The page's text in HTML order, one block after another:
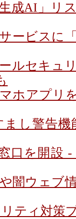
成AI」リ
ービスに
ルセキュ
ホアプリ
し警告機
口を開設
闇ウェブ
リティ対策